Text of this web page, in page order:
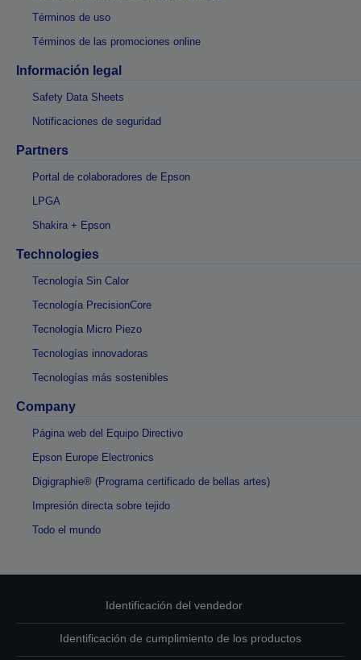
Términos de uso
Términos de las promociones online
Información legal
Safety Data Sheets
Notificaciones de seguridad
Partners
Portal de colaboradores de Epson
LPGA
Shakira + Epson
Technologies
Tecnología Sin Calor
Tecnología PrecisionCore
Tecnología Micro Piezo
Tecnologías innovadoras
Tecnologías más sostenibles
Company
Página web del Equipo Directivo
Epson Europe Electronics
Digigraphie® (Programa certificado de bellas artes)
Impresión directa sobre tejido
Todo el mundo
Identificación del vendedor
Identificación de cumplimiento de los productos